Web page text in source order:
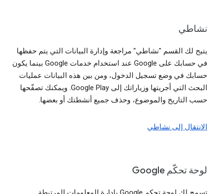
نشاطي
يتيح لك القسم "نشاطي" مراجعة وإدارة البيانات التي يتم حفظها
في حسابك على Google عند استخدام خدمات Google بينما يكون
حسابك في وضع تسجيل الدخول، ومن بين هذه البيانات عمليات
البحث التي أجريتها وزياراتك إلى Google Play. ويمكنك تصفّحها
حسب التاريخ والموضوع، وحذف جميع أنشطتك أو بعضها.
الانتقال إلى نشاطي
لوحة تحكّم Google